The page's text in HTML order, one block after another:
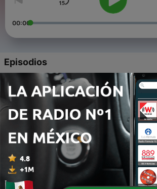
00:00
Episodios
5 EP 4. Mi búsqueda
17 nov. 2021
4 - EP 3. La columna vertebral
17 nov. 2021
EP 2. Una ruina total
16 nov. 2021
2 - EP 1. Tus alas que son las mías